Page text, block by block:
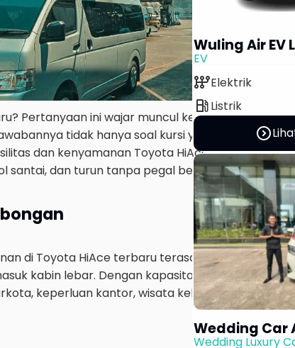
Pertanyaan ini wajar muncul ketika kamu
tidak hanya soal kursi yang banyak,
dan kenyamanan Toyota HiAce terbaru
santai, dan turun tanpa pegal berlebih.
di Toyota HiAce terbaru terasa dari menit
kabin lebar. Dengan kapasitas 12 sampai 14
keperluan kantor, wisata keluarga, hingga
Wuling Air EV
EV
auto_transmissionElektrik
local_gas_stationListrik
expand_circle_right
Wedding Car
Wedding Luxury